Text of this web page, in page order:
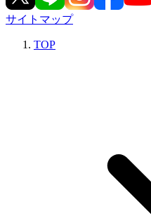
サイトマップ
TOP